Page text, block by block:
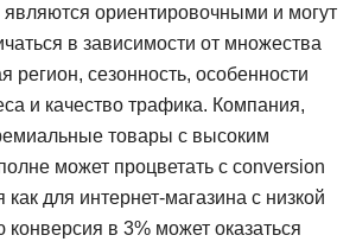
ориентировочными и могут
в зависимости от множества
регион, сезонность, особенности
и качество трафика. Компания,
товары с высоким
может процветать с conversion
для интернет-магазина с низкой
в 3% может оказаться